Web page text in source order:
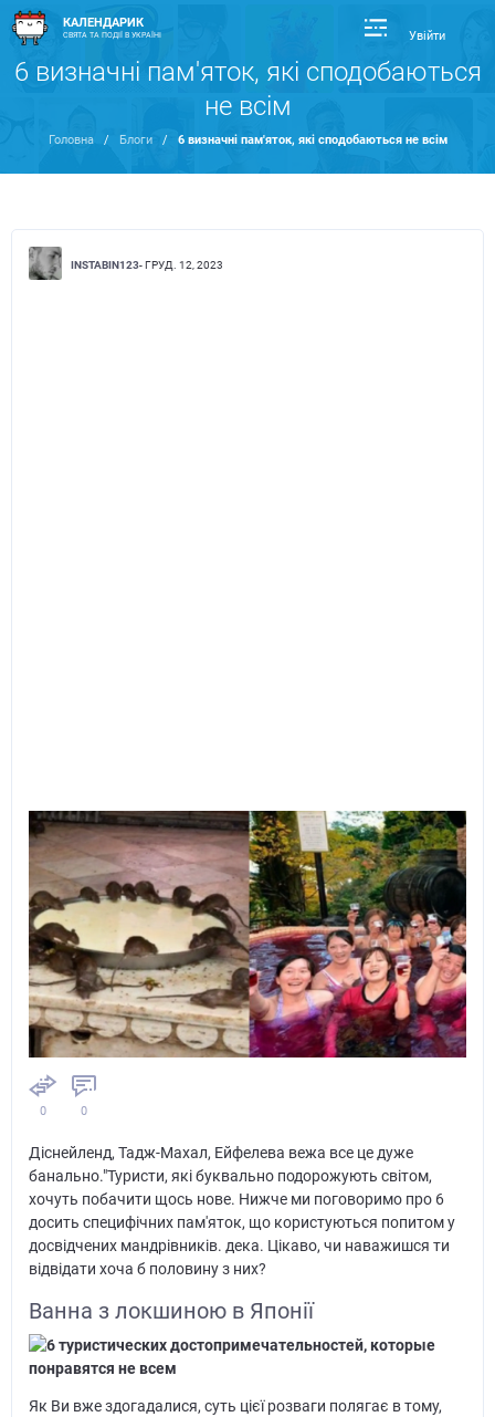
КАЛЕНДАРИК
СВЯТА ТА ПОДІЇ В УКРАЇНІ Увійти
6 визначні пам'яток, які сподобаються
не всім
Головна / Блоги / 6 визначні пам'яток, які сподобаються не всім
INSTABIN123- ГРУД. 12, 2023
0 0
Діснейленд, Тадж-Махал, Ейфелева вежа все це дуже
банально."Туристи, які буквально подорожують світом,
хочуть побачити щось нове. Нижче ми поговоримо про 6
досить специфічних пам'яток, що користуються попитом у
досвідчених мандрівників. дека. Цікаво, чи наважишся ти
відвідати хоча б половину з них?
Ванна з локшиною в Японії
Як Ви вже здогадалися, суть цієї розваги полягає в тому,